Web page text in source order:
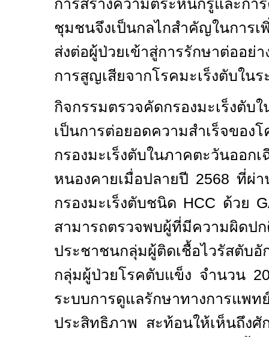
การสร้างความตระหนักรู้และกา
ชุมชนจึงเป็นกลไกสำคัญในการเ
ส่งต่อผู้ป่วยเข้าสู่การรักษาต่ออ
การสูญเสียจากโรคมะเร็งตับในร
กิจกรรมตรวจคัดกรองมะเร็งตับ
เป็นการต่อยอดความสำเร็จของ
กรองมะเร็งตับในภาคตะวันออก
หนองคายเมื่อปลายปี 2568 ที่ผ่า
กรองมะเร็งตับชนิด HCC ด้วย
สามารถตรวจพบผู้ที่มีความผิดป
ประชาชนกลุ่มผู้ติดเชื้อไวรัสตั
กลุ่มผู้ป่วยโรคตับแข็ง จำนวน
ระบบการดูแลรักษาทางการแพท
ประสิทธิภาพ สะท้อนให้เห็นถึงศั